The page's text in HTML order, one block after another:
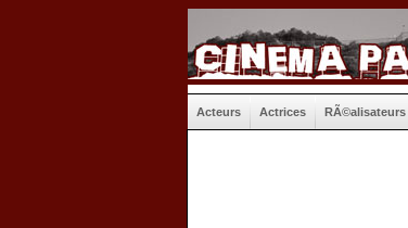
Acteurs Actrices RÃ©alisateurs